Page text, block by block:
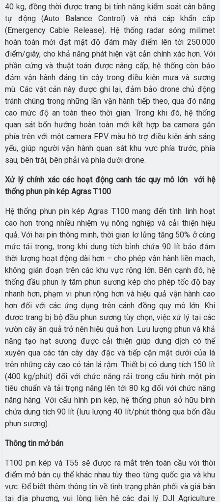
40 kg, đồng thời được trang bị tính năng kiểm soát cân bằng
tự động (Auto Balance Control) và nhả cáp khẩn cấp
(Emergency Cable Release). Hệ thống radar sóng milimet
hoàn toàn mới đạt mật độ đám mây điểm lên tới 250.000
điểm/giây, cho khả năng phát hiện vật cản chính xác hơn. Với
phần cứng và thuật toán được nâng cấp, hệ thống còn bảo
đảm vận hành đáng tin cậy trong điều kiện mưa và sương
mù. Các vật cản này được ghi lại, đảm bảo drone chủ động
tránh chúng trong những lần vận hành tiếp theo, qua đó nâng
cao mức độ an toàn theo thời gian. Trong khi đó, hệ thống
quan sát bốn hướng hoàn toàn mới kết hợp ba camera gắn
phía trên với một camera FPV màu hỗ trợ điều kiện ánh sáng
yếu, giúp người vận hành quan sát khu vực phía trước, phía
sau, bên trái, bên phải và phía dưới drone.
Xử lý chính xác các hoạt động canh tác quy mô lớn
với hệ
thống phun pin kép Agras T100
Hệ thống phun pin kép Agras T100 mang đến tính linh hoạt
cao hơn trong nhiều nhiệm vụ nông nghiệp và cải thiện hiệu
quả. Với hai pin thông minh, thời gian lơ lửng tăng 50% ở cùng
mức tải trọng, trong khi dung tích bình chứa 90 lít bảo đảm
thời lượng hoạt động dài hơn – cho phép vận hành liền mạch,
không gián đoạn trên các khu vực rộng lớn. Bên cạnh đó, hệ
thống đầu phun ly tâm phun sương kép cho phép tốc độ bay
nhanh hơn, phạm vi phun rộng hơn và hiệu quả vận hành cao
hơn đối với các ứng dụng trên cánh đồng quy mô lớn. Khi
được trang bị bộ đầu phun sương tùy chọn, việc xử lý tại các
vườn cây ăn quả trở nên hiệu quả hơn. Lưu lượng phun và khả
năng tạo hạt sương được cải thiện giúp dung dịch có thể
xuyên qua các tán cây dày đặc và tiếp cận mặt dưới của lá
trên những cây cao có tán lá rậm. Thiết bị có dung tích 150 lít
(400 kg/phút) đối với chức năng rải trong cấu hình một pin
tiêu chuẩn và tải trọng nâng lên tới 80 kg đối với chức năng
nâng hàng. Với cấu hình pin kép, hệ thống phun sở hữu bình
chứa dung tích 90 lít (lưu lượng 40 lít/phút thông qua bốn đầu
phun sương).
Thông tin mở bán
T100 pin kép và T55 sẽ được ra mắt trên toàn cầu với thời
điểm mở bán cụ thể khác nhau tùy theo từng quốc gia và khu
vực. Để biết thêm thông tin về tình trạng phân phối và giá bán
tại địa phương, vui lòng liên hệ các đại lý DJI Agriculture